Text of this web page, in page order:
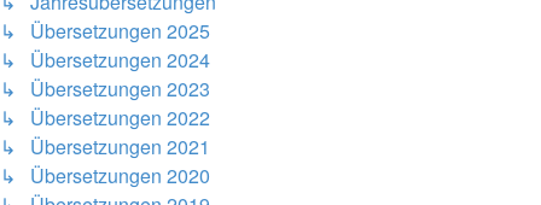
↳ Übersetzungen 2025
↳ Übersetzungen 2024
↳ Übersetzungen 2023
↳ Übersetzungen 2022
↳ Übersetzungen 2021
↳ Übersetzungen 2020